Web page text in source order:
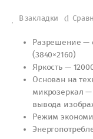
В закладки
Разрешение —
(3840×2160)
Яркость —
Основан на
микрозеркал —
вывода
Режим